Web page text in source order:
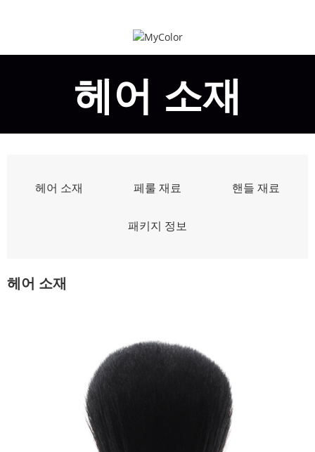
헤어 소재
헤어 소재 페룰 재료 핸들 재료
패키지 정보
헤어 소재